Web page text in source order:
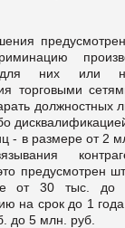
для них или
торговыми
- в размере от 2
предусмотрен
от 30 тыс. до
на срок до 1
до 5 млн. руб.